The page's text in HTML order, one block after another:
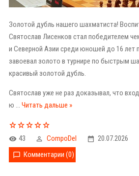
Золотой дубль нашего шахматиста!
Святослав Лисенков стал победителем
и Северной Азии среди юношей до 16 лет
завоевал золото в турнире по быстрым
красивый золотой дубль.
Святослав уже не раз доказывал, что
ю ... Читать дальше »
43 CompoDel
20.07.2026
Комментарии (0)